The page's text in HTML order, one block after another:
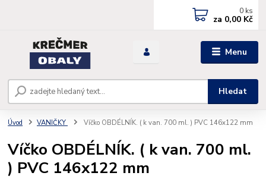
Menu
Hledat
0 ks
za 0,00 Kč
Úvod VANIČKY Víčko OBDÉLNÍK. ( k van. 700 ml. ) PVC 146x122 mm
Víčko OBDÉLNÍK. ( k van. 700 ml.
) PVC 146x122 mm